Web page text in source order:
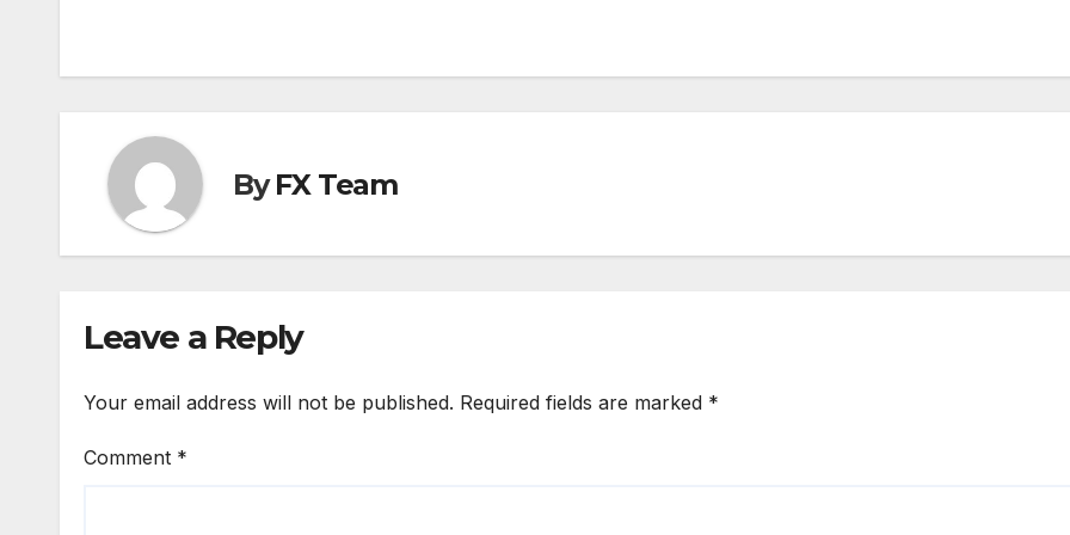
ByFX Team
Leave a Reply
Your email address will not be published. Required fields are marked *
Comment *